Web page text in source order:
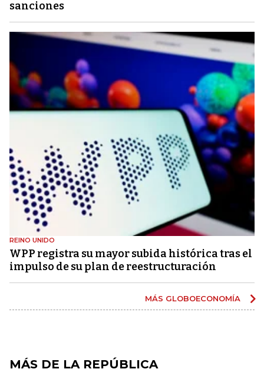
sanciones
REINO UNIDO
WPP registra su mayor subida histórica tras el
impulso de su plan de reestructuración
MÁS GLOBOECONOMÍA
MÁS DE LA REPÚBLICA